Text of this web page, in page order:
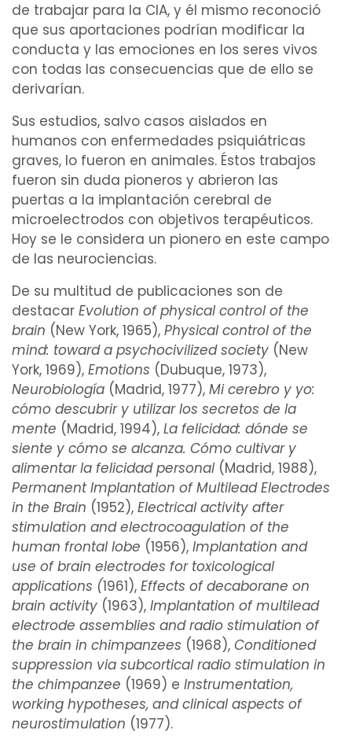
de trabajar para la CIA, y él mismo reconoció
que sus aportaciones podrían modificar la
conducta y las emociones en los seres vivos
con todas las consecuencias que de ello se
derivarían.
Sus estudios, salvo casos aislados en
humanos con enfermedades psiquiátricas
graves, lo fueron en animales. Éstos trabajos
fueron sin duda pioneros y abrieron las
puertas a la implantación cerebral de
microelectrodos con objetivos terapéuticos.
Hoy se le considera un pionero en este campo
de las neurociencias.
De su multitud de publicaciones son de
destacar Evolution of physical control of the
brain (New York, 1965), Physical control of the
mind: toward a psychocivilized society (New
York, 1969), Emotions (Dubuque, 1973),
Neurobiología (Madrid, 1977), Mi cerebro y yo:
cómo descubrir y utilizar los secretos de la
mente (Madrid, 1994), La felicidad: dónde se
siente y cómo se alcanza. Cómo cultivar y
alimentar la felicidad personal (Madrid, 1988),
Permanent Implantation of Multilead Electrodes
in the Brain (1952), Electrical activity after
stimulation and electrocoagulation of the
human frontal lobe (1956), Implantation and
use of brain electrodes for toxicological
applications (1961), Effects of decaborane on
brain activity (1963), Implantation of multilead
electrode assemblies and radio stimulation of
the brain in chimpanzees (1968), Conditioned
suppression via subcortical radio stimulation in
the chimpanzee (1969) e Instrumentation,
working hypotheses, and clinical aspects of
neurostimulation (1977).